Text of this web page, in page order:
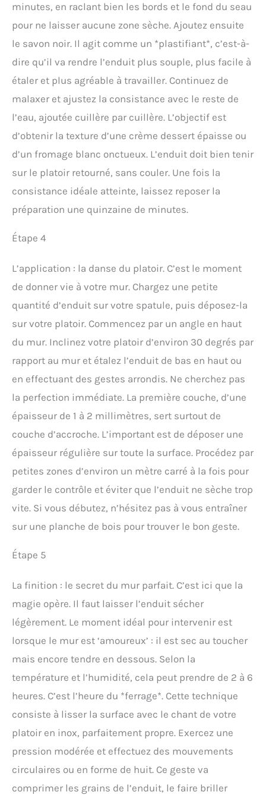
minutes, en raclant bien les bords et le fond du seau
pour ne laisser aucune zone sèche. Ajoutez ensuite
le savon noir. Il agit comme un *plastifiant*, c’est-à-
dire qu’il va rendre l’enduit plus souple, plus facile à
étaler et plus agréable à travailler. Continuez de
malaxer et ajustez la consistance avec le reste de
l’eau, ajoutée cuillère par cuillère. L’objectif est
d’obtenir la texture d’une crème dessert épaisse ou
d’un fromage blanc onctueux. L’enduit doit bien tenir
sur le platoir retourné, sans couler. Une fois la
consistance idéale atteinte, laissez reposer la
préparation une quinzaine de minutes.
Étape 4
L’application : la danse du platoir. C’est le moment
de donner vie à votre mur. Chargez une petite
quantité d’enduit sur votre spatule, puis déposez-la
sur votre platoir. Commencez par un angle en haut
du mur. Inclinez votre platoir d’environ 30 degrés par
rapport au mur et étalez l’enduit de bas en haut ou
en effectuant des gestes arrondis. Ne cherchez pas
la perfection immédiate. La première couche, d’une
épaisseur de 1 à 2 millimètres, sert surtout de
couche d’accroche. L’important est de déposer une
épaisseur régulière sur toute la surface. Procédez par
petites zones d’environ un mètre carré à la fois pour
garder le contrôle et éviter que l’enduit ne sèche trop
vite. Si vous débutez, n’hésitez pas à vous entraîner
sur une planche de bois pour trouver le bon geste.
Étape 5
La finition : le secret du mur parfait. C’est ici que la
magie opère. Il faut laisser l’enduit sécher
légèrement. Le moment idéal pour intervenir est
lorsque le mur est ‘amoureux’ : il est sec au toucher
mais encore tendre en dessous. Selon la
température et l’humidité, cela peut prendre de 2 à 6
heures. C’est l’heure du *ferrage*. Cette technique
consiste à lisser la surface avec le chant de votre
platoir en inox, parfaitement propre. Exercez une
pression modérée et effectuez des mouvements
circulaires ou en forme de huit. Ce geste va
comprimer les grains de l’enduit, le faire briller